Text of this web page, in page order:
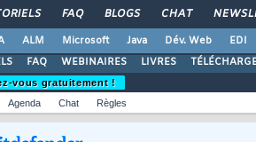
FAQ BLOGS CHAT
ALM Microsoft Java Dév. Web EDI
FAQ WEBINAIRES LIVRES
vous gratuitement !
Agenda Chat Règles